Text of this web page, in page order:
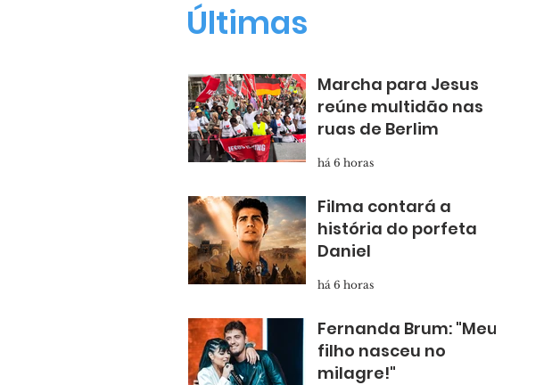
Marcha para Jesus
reúne multidão nas
ruas de Berlim
há 6 horas
Filma contará a
história do porfeta
Daniel
há 6 horas
Fernanda Brum: "Meu
filho nasceu no
milagre!"
Últimas